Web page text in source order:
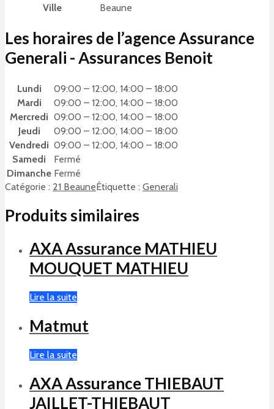
Ville
Beaune
Les horaires de l’agence Assurance
Generali - Assurances Benoit
Lundi
09:00 – 12:00, 14:00 – 18:00
Mardi
09:00 – 12:00, 14:00 – 18:00
Mercredi 09:00 – 12:00, 14:00 – 18:00
Jeudi
09:00 – 12:00, 14:00 – 18:00
Vendredi 09:00 – 12:00, 14:00 – 18:00
Samedi
Fermé
Dimanche Fermé
Catégorie : 21 BeauneÉtiquette : Generali
Produits similaires
AXA Assurance MATHIEU
MOUQUET MATHIEU
Lire la suite
Matmut
Lire la suite
AXA Assurance THIEBAUT
JAILLET-THIEBAUT